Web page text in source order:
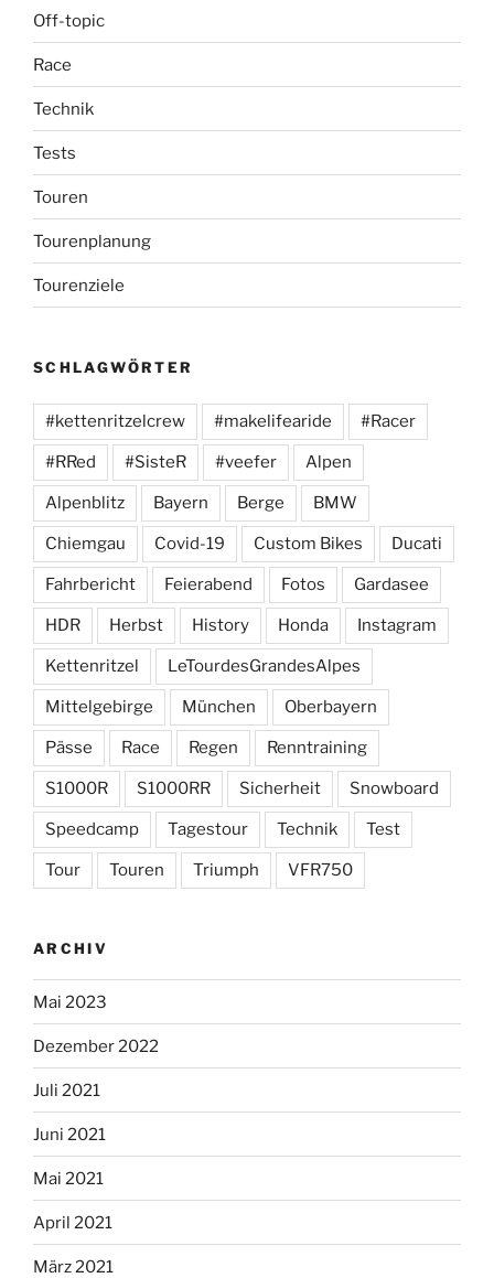
Off-topic
Race
Technik
Tests
Touren
Tourenplanung
Tourenziele
SCHLAGWÖRTER
#kettenritzelcrew #makelifearide #Racer
#RRed #SisteR #veefer Alpen
Alpenblitz Bayern Berge BMW
Chiemgau Covid-19 Custom Bikes Ducati
Fahrbericht Feierabend Fotos Gardasee
HDR Herbst History Honda Instagram
Kettenritzel LeTourdesGrandesAlpes
Mittelgebirge München Oberbayern
Pässe Race Regen Renntraining
S1000R S1000RR Sicherheit Snowboard
Speedcamp Tagestour Technik Test
Tour Touren Triumph VFR750
ARCHIV
Mai 2023
Dezember 2022
Juli 2021
Juni 2021
Mai 2021
April 2021
März 2021